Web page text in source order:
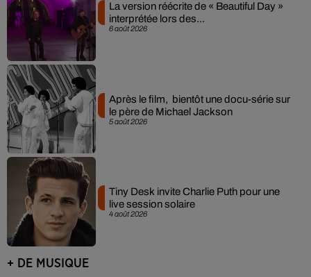
6 août 2026
La version réécrite de « Beautiful Day »
interprétée lors des...
5 août 2026
Après le film, bientôt une docu-série sur
le père de Michael Jackson
4 août 2026
Tiny Desk invite Charlie Puth pour une
live session solaire
+ DE MUSIQUE